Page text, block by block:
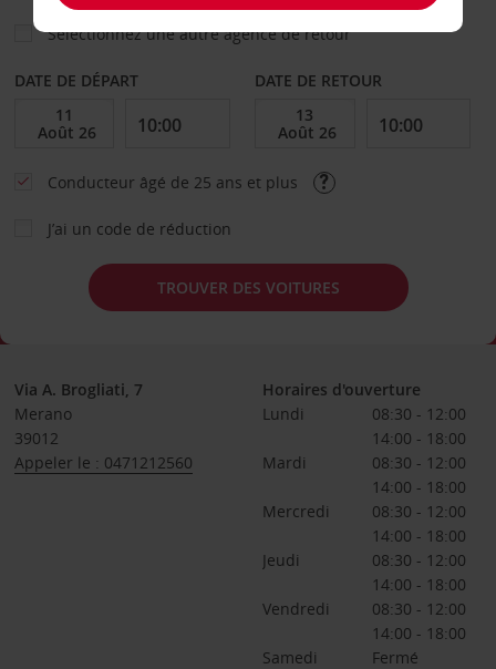
Sélectionnez une autre agence de retour
DATE DE DÉPART DATE DE RETOUR
Conducteur âgé de 25 ans et plus
J’ai un code de réduction
TROUVER DES VOITURES
Via A. Brogliati, 7
Merano
39012
Appeler le : 0471212560
Horaires d'ouverture
Lundi
08:30 - 12:00
14:00 - 18:00
Mardi
08:30 - 12:00
14:00 - 18:00
Mercredi
08:30 - 12:00
14:00 - 18:00
Jeudi
08:30 - 12:00
14:00 - 18:00
Vendredi
08:30 - 12:00
14:00 - 18:00
Samedi
Fermé